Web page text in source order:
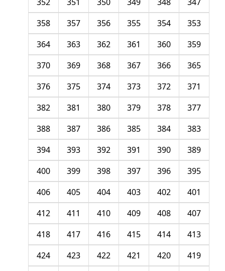
353
354
355
356
357
358
359
360
361
362
363
364
365
366
367
368
369
370
371
372
373
374
375
376
377
378
379
380
381
382
383
384
385
386
387
388
389
390
391
392
393
394
395
396
397
398
399
400
401
402
403
404
405
406
407
408
409
410
411
412
413
414
415
416
417
418
419
420
421
422
423
424